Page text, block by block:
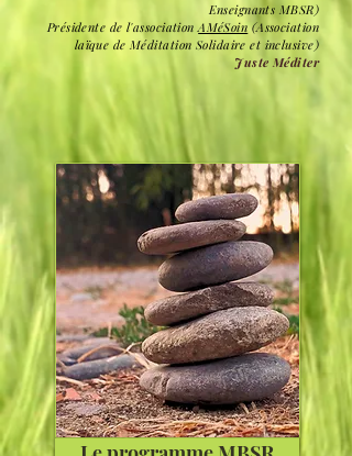
Enseignants MBSR)
Présidente de l'associationAMéSoin(Association
laïque de Méditation Solidaire et inclusive)
Juste Méditer